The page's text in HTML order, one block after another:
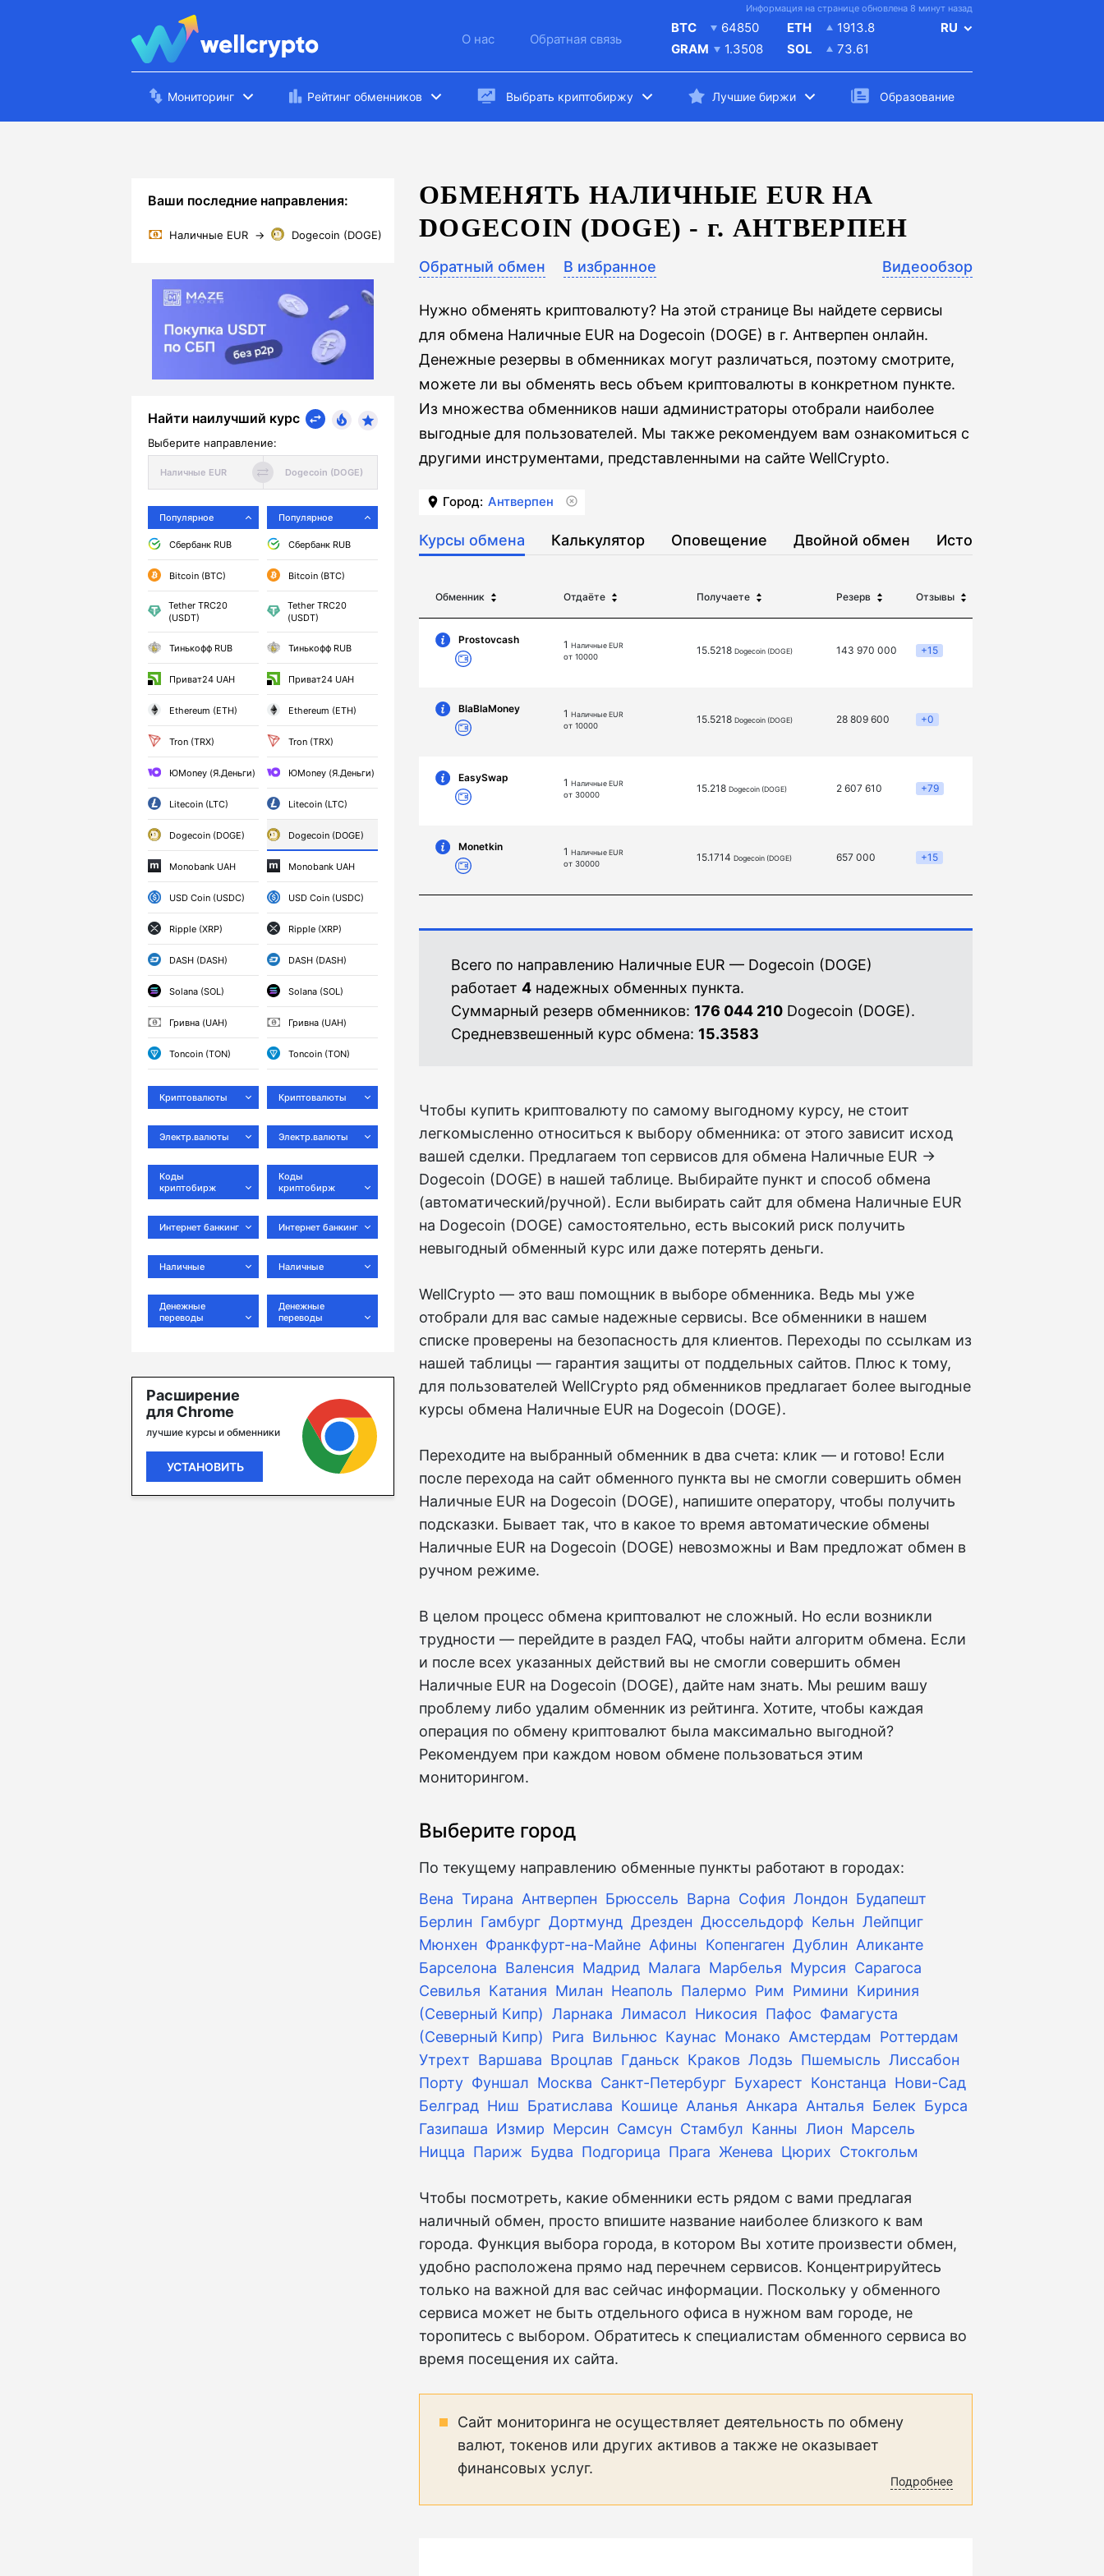
Информация на странице обновлена 8 минут назад
О нас Обратная связь
BTC
64850
GRAM
1.3508
ETH
1913.8
SOL
73.61
RU
Мониторинг Рейтинг обменников Выбрать криптобиржу Лучшие биржи Образование
Ваши последние направления:
Наличные EUR → Dogecoin (DOGE)
Найти наилучший курс
Выберите направление:
Популярное
Сбербанк RUB
Bitcoin (BTC)
Tether TRC20
(USDT)
Тинькофф RUB
Приват24 UAH
Ethereum (ETH)
Tron (TRX)
ЮMoney (Я.Деньги)
Litecoin (LTC)
Dogecoin (DOGE)
Monobank UAH
USD Coin (USDC)
Ripple (XRP)
DASH (DASH)
Solana (SOL)
Гривна (UAH)
Toncoin (TON)
Криптовалюты
Электр.валюты
Коды
криптобирж
Интернет банкинг
Наличные
Денежные
переводы
Популярное
Сбербанк RUB
Bitcoin (BTC)
Tether TRC20
(USDT)
Тинькофф RUB
Приват24 UAH
Ethereum (ETH)
Tron (TRX)
ЮMoney (Я.Деньги)
Litecoin (LTC)
Dogecoin (DOGE)
Monobank UAH
USD Coin (USDC)
Ripple (XRP)
DASH (DASH)
Solana (SOL)
Гривна (UAH)
Toncoin (TON)
Криптовалюты
Электр.валюты
Коды
криптобирж
Интернет банкинг
Наличные
Денежные
переводы
Расширение
для Chrome
лучшие курсы и обменники
УСТАНОВИТЬ
ОБМЕНЯТЬ НАЛИЧНЫЕ EUR НА
DOGECOIN (DOGE) -г. АНТВЕРПЕН
Обратный обмен В избранное Видеообзор
Нужно обменять криптовалюту? На этой странице Вы найдете сервисы
для обмена Наличные EUR на Dogecoin (DOGE) в г. Антверпен онлайн.
Денежные резервы в обменниках могут различаться, поэтому смотрите,
можете ли вы обменять весь объем криптовалюты в конкретном пункте.
Из множества обменников наши администраторы отобрали наиболее
выгодные для пользователей. Мы также рекомендуем вам ознакомиться с
другими инструментами, представленными на сайте WellCrypto.
Город: Антверпен
Курсы обмена Калькулятор Оповещение Двойной обмен История
Обменник Отдаёте Получаете Резерв Отзывы
Prostovcash 1 Наличные EUR
от 10000
15.5218 Dogecoin (DOGE) 143 970 000 +15
BlaBlaMoney 1 Наличные EUR
от 10000
15.5218 Dogecoin (DOGE) 28 809 600 +0
EasySwap 1 Наличные EUR
от 30000
15.218 Dogecoin (DOGE) 2 607 610 +79
Monetkin 1 Наличные EUR
от 30000
15.1714 Dogecoin (DOGE) 657 000 +15
Всего по направлению Наличные EUR — Dogecoin (DOGE)
работает 4 надежных обменных пункта.
Суммарный резерв обменников: 176 044 210 Dogecoin (DOGE).
Средневзвешенный курс обмена: 15.3583
Чтобы купить криптовалюту по самому выгодному курсу, не стоит
легкомысленно относиться к выбору обменника: от этого зависит исход
вашей сделки. Предлагаем топ сервисов для обмена Наличные EUR →
Dogecoin (DOGE) в нашей таблице. Выбирайте пункт и способ обмена
(автоматический/ручной). Если выбирать сайт для обмена Наличные EUR
на Dogecoin (DOGE) самостоятельно, есть высокий риск получить
невыгодный обменный курс или даже потерять деньги.
WellCrypto — это ваш помощник в выборе обменника. Ведь мы уже
отобрали для вас самые надежные сервисы. Все обменники в нашем
списке проверены на безопасность для клиентов. Переходы по ссылкам из
нашей таблицы — гарантия защиты от поддельных сайтов. Плюс к тому,
для пользователей WellCrypto ряд обменников предлагает более выгодные
курсы обмена Наличные EUR на Dogecoin (DOGE).
Переходите на выбранный обменник в два счета: клик — и готово! Если
после перехода на сайт обменного пункта вы не смогли совершить обмен
Наличные EUR на Dogecoin (DOGE), напишите оператору, чтобы получить
подсказки. Бывает так, что в какое то время автоматические обмены
Наличные EUR на Dogecoin (DOGE) невозможны и Вам предложат обмен в
ручном режиме.
В целом процесс обмена криптовалют не сложный. Но если возникли
трудности — перейдите в раздел FAQ, чтобы найти алгоритм обмена. Если
и после всех указанных действий вы не смогли совершить обмен
Наличные EUR на Dogecoin (DOGE), дайте нам знать. Мы решим вашу
проблему либо удалим обменник из рейтинга. Хотите, чтобы каждая
операция по обмену криптовалют была максимально выгодной?
Рекомендуем при каждом новом обмене пользоваться этим
мониторингом.
Выберите город
По текущему направлению обменные пункты работают в городах:
Вена Тирана Антверпен Брюссель Варна София Лондон Будапешт
Берлин Гамбург Дортмунд Дрезден Дюссельдорф Кельн Лейпциг
Мюнхен Франкфурт-на-Майне Афины Копенгаген Дублин Аликанте
Барселона Валенсия Мадрид Малага Марбелья Мурсия Сарагоса
Севилья Катания Милан Неаполь Палермо Рим Римини Кириния
(Северный Кипр) Ларнака Лимасол Никосия Пафос Фамагуста
(Северный Кипр)
Рига Вильнюс Каунас Монако Амстердам
Роттердам
Утрехт Варшава Вроцлав Гданьск Краков Лодзь Пшемысль Лиссабон
Порту Фуншал Москва Санкт-Петербург Бухарест Констанца Нови-Сад
Белград Ниш Братислава Кошице Аланья Анкара Анталья Белек Бурса
Газипаша Измир Мерсин Самсун Стамбул Канны Лион Марсель
Ницца Париж Будва Подгорица Прага Женева Цюрих Стокгольм
Чтобы посмотреть, какие обменники есть рядом с вами предлагая
наличный обмен, просто впишите название наиболее близкого к вам
города. Функция выбора города, в котором Вы хотите произвести обмен,
удобно расположена прямо над перечнем сервисов. Концентрируйтесь
только на важной для вас сейчас информации. Поскольку у обменного
сервиса может не быть отдельного офиса в нужном вам городе, не
торопитесь с выбором. Обратитесь к специалистам обменного сервиса во
время посещения их сайта.
Сайт мониторинга не осуществляет деятельность по обмену
валют, токенов или других активов а также не оказывает
финансовых услуг.
Подробнее